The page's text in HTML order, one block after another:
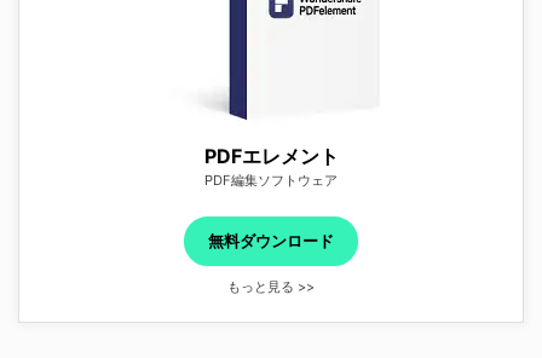
PDFエレメント
PDF編集ソフトウェア
無料ダウンロード
もっと見る >>